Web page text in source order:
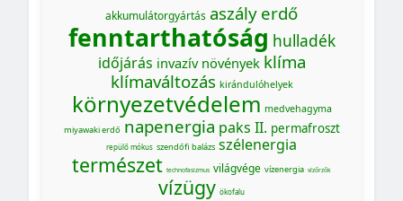
akkumulátorgyártás aszály erdő
fenntarthatóság hulladék
időjárás invazív növények klíma
klímaváltozás kirándulóhelyek
környezetvédelem medvehagyma
miyawaki erdő napenergia paks II. permafroszt
repülő mókus szendőfi balázs szélenergia
természet technofasizmus világvége vízenergia vízőrzők
vízügy ökofalu